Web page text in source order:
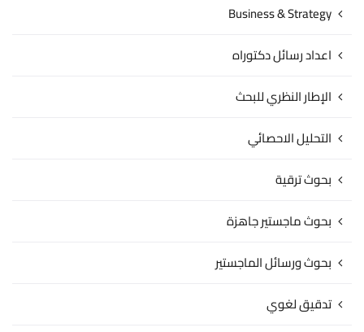
Business & Strategy
اعداد رسائل دكتوراه
الإطار النظري للبحث
التحليل الاحصائي
بحوث ترقية
بحوث ماجستير جاهزة
بحوث ورسائل الماجستير
تدقيق لغوي